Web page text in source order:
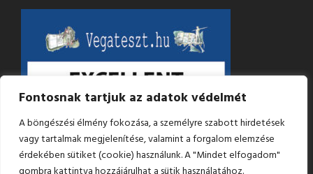
Fontosnak tartjuk az adatok védelmét
A böngészési élmény fokozása, a személyre szabott hirdetések
vagy tartalmak megjelenítése, valamint a forgalom elemzése
érdekében sütiket (cookie) használunk. A "Mindet elfogadom"